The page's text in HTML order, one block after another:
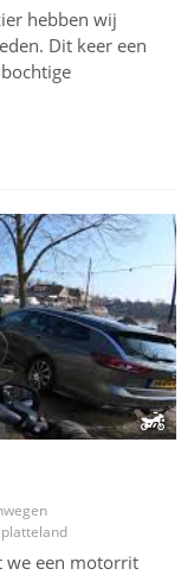
hebben wij
Dit keer een
we een motorrit